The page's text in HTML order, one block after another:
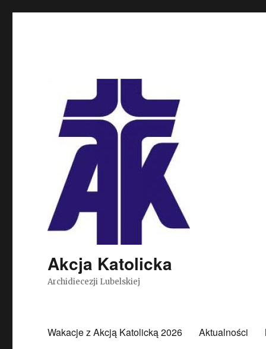
Akcja Katolicka
Archidiecezji Lubelskiej
Wakacje z Akcją Katolicką 2026 Aktualności